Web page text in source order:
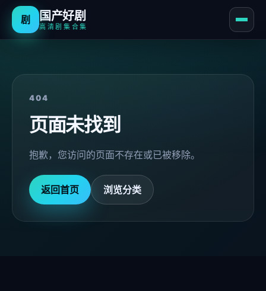
剧 国产好剧
高清剧集合集
404
页面未找到
抱歉，您访问的页面不存在或已被移除。
返回首页 浏览分类